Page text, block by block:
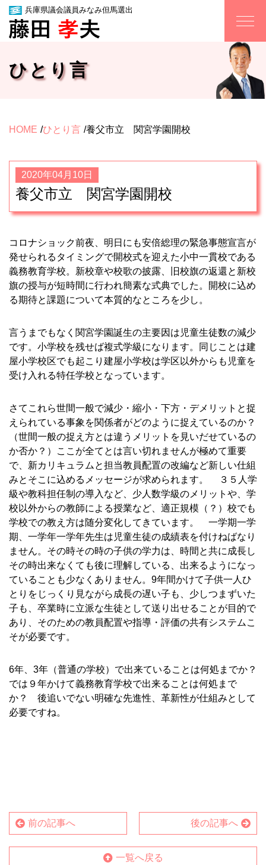
兵庫県議会議員みなみ但馬選出
ひとり言
HOME ひとり言 養父市立 関宮学園開校
2020年04月10日
養父市立 関宮学園開校
コロナショック前夜、明日にも安倍総理の緊急事態宣言が
発せられるタイミングで開校式を迎えた小中一貫校である
義務教育学校。新校章や校歌の披露、旧校旗の返還と新校
旗の授与が短時間に行われ簡素な式典でした。開校に込め
る期待と課題について本質的なところを少し。
言うまでもなく関宮学園誕生の主要因は児童生徒数の減少
です。小学校を残せば複式学級になります。同じことは建
屋小学校区でも起こり建屋小学校は学区以外からも児童を
受け入れる特任学校となっています。
さてこれら世間一般で減少・縮小・下方・デメリットと捉
えられている事象を関係者がどのように捉えているのか？
（世間一般の捉え方とは違うメリットを見いだせているの
か否か？）ここが全てとは言い切れませんが極めて重要
で、新カリキュラムと担当教員配置の改編など新しい仕組
みとそこに込めるメッセージが求められます。
３５人学
級や教科担任制の導入など、少人数学級のメリットや、学
校以外からの教師による授業など、適正規模（？）校でも
学校での教え方は随分変化してきています。 一学期一学
期、一学年一学年先生は児童生徒の成績表を付けねばなり
ません。その時その時の子供の学力は、時間と共に成長し
その時出来なくても後に理解している、出来るようになっ
ていることも少なくありません。9年間かけて子供一人ひ
とりをじっくり見ながら成長の遅い子も、少しつまずいた
子も、卒業時に立派な生徒として送り出せることが目的で
あり、そのための教員配置や指導・評価の共有システムこ
そが必要です。
6年、3年（普通の学校）で出来ていることは何処までか？
では９年かけて義務教育学校で出来ることは何処まで
か？ 後追いでない明確な先進性、革新性が仕組みとして
必要ですね。
前の記事へ 後の記事へ
一覧へ戻る